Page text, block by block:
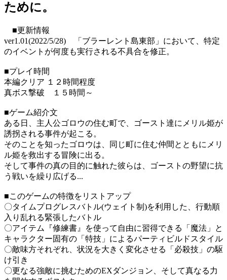
ために。
■更新情報
ver1.01(2022/5/28) 「ブラーレント島東部」において、特定
のイベントが何度も実行される不具合を修正。
■プレイ時間
本編クリア １２時間程度
真ボス撃破 １５時間～
■ゲーム紹介文
ある日、主人公ゴロウの住む町で、ゴースト達にメリル姫が
誘拐される事件が起こる。
そのことを知ったゴロウは、同じ町に住む仲間とともにメリ
ル姫を救出する冒険に出る。
そして事件の真の目的に触れた彼らは、ゴーストの野望に抗
う戦いを繰り広げる...
■このゲームの特徴をリストアップ
〇タイムプログレスバトル(ウェイト制)を利用した、行動順
入り乱れる緊張したバトル
〇アイテム『修練書』を使って自由に習得できる「魔法」と
キャラクター固有の「特技」によるパーティビルドスタイル
〇敵味方それぞれ、状況を大きく変化させる「必殺技」の駆
け引き
〇更なる強敵に挑むためのEXダンジョン、そして真なる力